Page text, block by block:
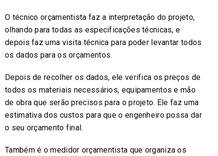
O técnico orçamentista faz a interpretação do projeto,
olhando para todas as especificações técnicas, e
depois faz uma visita técnica para poder levantar todos
os dados para os orçamentos.
Depois de recolher os dados, ele verifica os preços de
todos os materiais necessários, equipamentos e mão
de obra que serão precisos para o projeto. Ele faz uma
estimativa dos custos para que o engenheiro possa dar
o seu orçamento final.
Também é o medidor orçamentista que organiza os